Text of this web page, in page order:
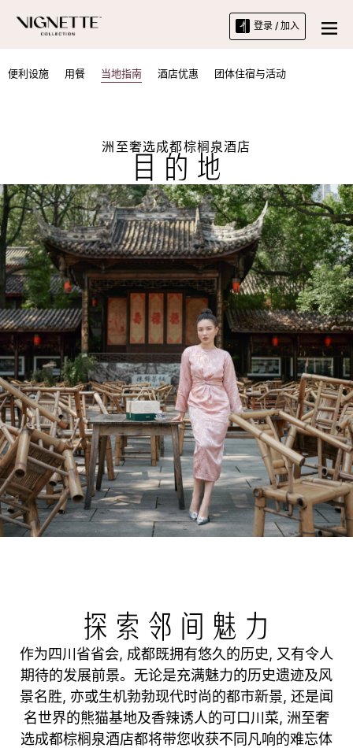
登录 / 加入
便利设施 用餐 当地指南 酒店优惠 团体住宿与活动
洲至奢选成都棕榈泉酒店
目的地
探索邻间魅力
作为四川省省会, 成都既拥有悠久的历史, 又有令人
期待的发展前景。无论是充满魅力的历史遗迹及风
景名胜, 亦或生机勃勃现代时尚的都市新景, 还是闻
名世界的熊猫基地及香辣诱人的可口川菜, 洲至奢
选成都棕榈泉酒店都将带您收获不同凡响的难忘体